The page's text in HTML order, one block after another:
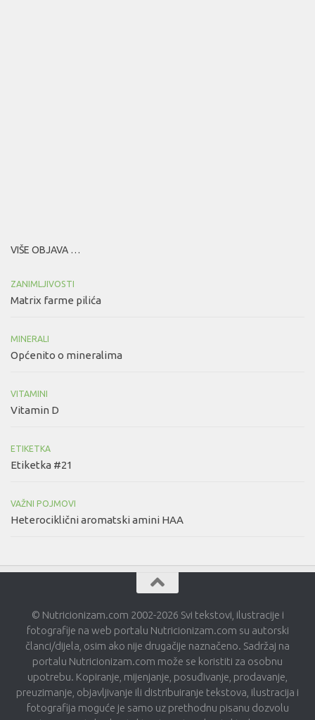
VIŠE OBJAVA …
ZANIMLJIVOSTI
Matrix farme pilića
MINERALI
Općenito o mineralima
VITAMINI
Vitamin D
ETIKETKA
Etiketka #21
VAŽNI POJMOVI
Heterociklični aromatski amini HAA
© Nutricionizam.com 2002-2026 Svi tekstovi, ilustracije i
fotografije na web portalu Nutricionizam.com su autorski
članci/dijela, osim ako nije drugačije naznačeno. Sadržaj na
portalu Nutricionizam.com može se koristiti za osobnu
upotrebu. Kopiranje, mijenjanje, posuđivanje, prodavanje,
preuzimanje, objavljivanje ili distribuiranje tekstova, ilustracija i
fotografija moguće je samo uz prethodnu pisanu dozvolu